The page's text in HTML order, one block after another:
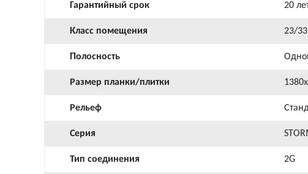
Гарантийный срок 20
Класс помещения 23/33
Полосность
Размер планки/плитки
Рельеф
Серия
Тип соединения 2G